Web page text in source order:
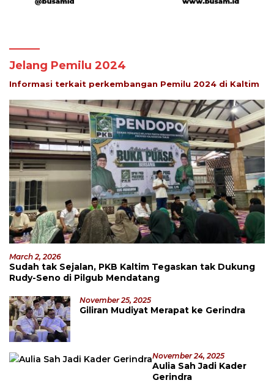
Jelang Pemilu 2024
Informasi terkait perkembangan Pemilu 2024 di Kaltim
March 2, 2026
Sudah tak Sejalan, PKB Kaltim Tegaskan tak Dukung
Rudy-Seno di Pilgub Mendatang
November 25, 2025
Giliran Mudiyat Merapat ke Gerindra
November 24, 2025
Aulia Sah Jadi Kader
Gerindra